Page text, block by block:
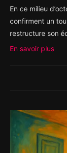
En ce milieu
confirment un
restructure son
En savoir plus